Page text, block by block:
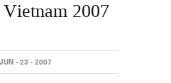
2007
JUN - 23 - 2007